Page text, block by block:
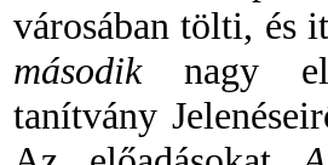
városában tölti, és
másodiknagy
tanítvány